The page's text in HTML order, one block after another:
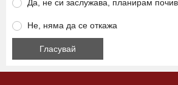
Да, не си заслужава, планирам
Не, няма да се откажа